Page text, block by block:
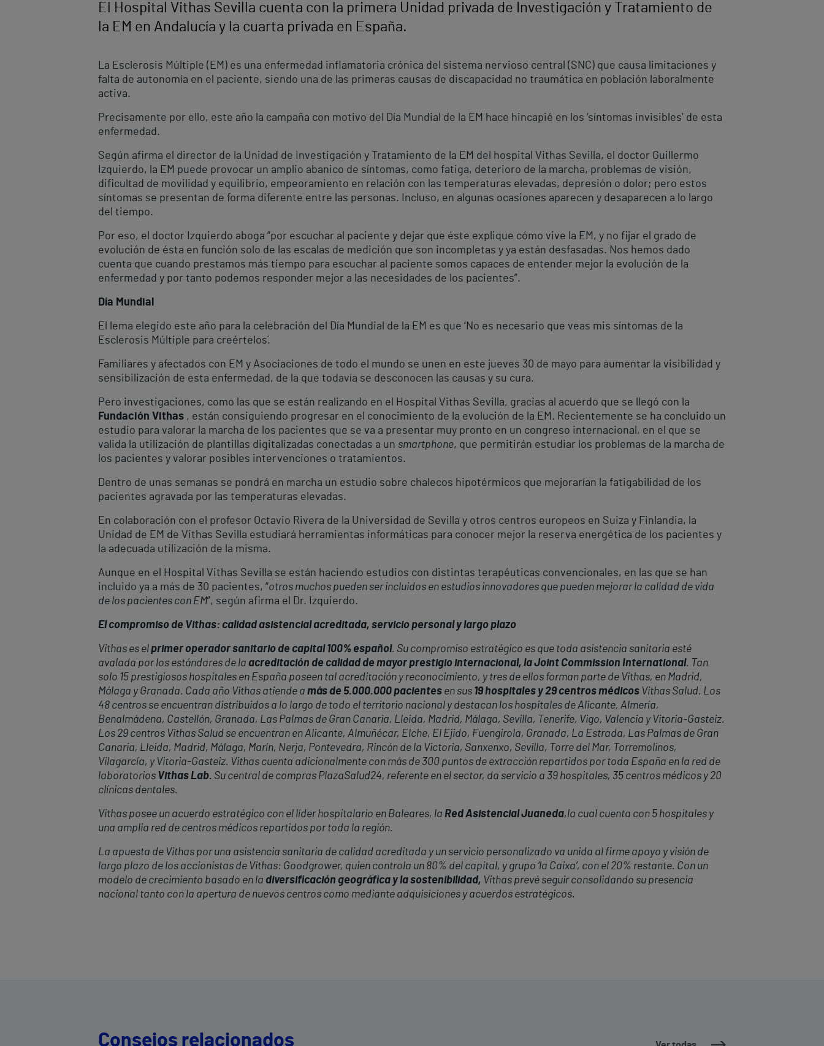
El Hospital Vithas Sevilla cuenta con la primera Unidad privada de Investigación y Tratamiento de
la EM en Andalucía y la cuarta privada en España.
La Esclerosis Múltiple (EM) es una enfermedad inflamatoria crónica del sistema nervioso central (SNC) que causa limitaciones y
falta de autonomía en el paciente, siendo una de las primeras causas de discapacidad no traumática en población laboralmente
activa.
Precisamente por ello, este año la campaña con motivo del Día Mundial de la EM hace hincapié en los ‘síntomas invisibles’ de esta
enfermedad.
Según afirma el director de la Unidad de Investigación y Tratamiento de la EM del hospital Vithas Sevilla, el doctor Guillermo
Izquierdo, la EM puede provocar un amplio abanico de síntomas, como fatiga, deterioro de la marcha, problemas de visión,
dificultad de movilidad y equilibrio, empeoramiento en relación con las temperaturas elevadas, depresión o dolor; pero estos
síntomas se presentan de forma diferente entre las personas. Incluso, en algunas ocasiones aparecen y desaparecen a lo largo
del tiempo.
Por eso, el doctor Izquierdo aboga “por escuchar al paciente y dejar que éste explique cómo vive la EM, y no fijar el grado de
evolución de ésta en función solo de las escalas de medición que son incompletas y ya están desfasadas. Nos hemos dado
cuenta que cuando prestamos más tiempo para escuchar al paciente somos capaces de entender mejor la evolución de la
enfermedad y por tanto podemos responder mejor a las necesidades de los pacientes”.
Día Mundial
El lema elegido este año para la celebración del Día Mundial de la EM es que ‘No es necesario que veas mis síntomas de la
Esclerosis Múltiple para creértelos´.
Familiares y afectados con EM y Asociaciones de todo el mundo se unen en este jueves 30 de mayo para aumentar la visibilidad y
sensibilización de esta enfermedad, de la que todavía se desconocen las causas y su cura.
Pero investigaciones, como las que se están realizando en el Hospital Vithas Sevilla, gracias al acuerdo que se llegó con la
Fundación Vithas , están consiguiendo progresar en el conocimiento de la evolución de la EM. Recientemente se ha concluido un
estudio para valorar la marcha de los pacientes que se va a presentar muy pronto en un congreso internacional, en el que se
valida la utilización de plantillas digitalizadas conectadas a un smartphone, que permitirán estudiar los problemas de la marcha de
los pacientes y valorar posibles intervenciones o tratamientos.
Dentro de unas semanas se pondrá en marcha un estudio sobre chalecos hipotérmicos que mejorarían la fatigabilidad de los
pacientes agravada por las temperaturas elevadas.
En colaboración con el profesor Octavio Rivera de la Universidad de Sevilla y otros centros europeos en Suiza y Finlandia, la
Unidad de EM de Vithas Sevilla estudiará herramientas informáticas para conocer mejor la reserva energética de los pacientes y
la adecuada utilización de la misma.
Aunque en el Hospital Vithas Sevilla se están haciendo estudios con distintas terapéuticas convencionales, en las que se han
incluido ya a más de 30 pacientes, “otros muchos pueden ser incluidos en estudios innovadores que pueden mejorar la calidad de vida
de los pacientes con EM”, según afirma el Dr. Izquierdo.
El compromiso de Vithas: calidad asistencial acreditada, servicio personal y largo plazo
Vithas es elprimer operador sanitario de capital 100% español. Su compromiso estratégico es que toda asistencia sanitaria esté
avalada por los estándares de la acreditación de calidad de mayor prestigio internacional, la Joint Commission International. Tan
solo 15 prestigiosos hospitales en España poseen tal acreditación y reconocimiento, y tres de ellos forman parte de Vithas, en Madrid,
Málaga y Granada. Cada año Vithas atiende a más de 5.000.000 pacientes en sus 19 hospitales y 29 centros médicos Vithas Salud. Los
48 centros se encuentran distribuidos a lo largo de todo el territorio nacional y destacan los hospitales de Alicante, Almería,
Benalmádena, Castellón, Granada, Las Palmas de Gran Canaria, Lleida, Madrid, Málaga, Sevilla, Tenerife, Vigo, Valencia y Vitoria-Gasteiz.
Los 29 centros Vithas Salud se encuentran en Alicante, Almuñécar, Elche, El Ejido, Fuengirola, Granada, La Estrada, Las Palmas de Gran
Canaria, Lleida, Madrid, Málaga, Marín, Nerja, Pontevedra, Rincón de la Victoria, Sanxenxo, Sevilla, Torre del Mar, Torremolinos,
Vilagarcía, y Vitoria-Gasteiz. Vithas cuenta adicionalmente con más de 300 puntos de extracción repartidos por toda España en la red de
laboratorios Vithas Lab. Su central de compras PlazaSalud24, referente en el sector, da servicio a 39 hospitales, 35 centros médicos y 20
clínicas dentales.
Vithas posee un acuerdo estratégico con el líder hospitalario en Baleares, la Red Asistencial Juaneda,la cual cuenta con 5 hospitales y
una amplia red de centros médicos repartidos por toda la región.
La apuesta de Vithas por una asistencia sanitaria de calidad acreditada y un servicio personalizado va unida al firme apoyo y visión de
largo plazo de los accionistas de Vithas: Goodgrower, quien controla un 80% del capital, y grupo ‘la Caixa’, con el 20% restante. Con un
modelo de crecimiento basado en la diversificación geográfica y la sostenibilidad, Vithas prevé seguir consolidando su presencia
nacional tanto con la apertura de nuevos centros como mediante adquisiciones y acuerdos estratégicos.
Consejos relacionados